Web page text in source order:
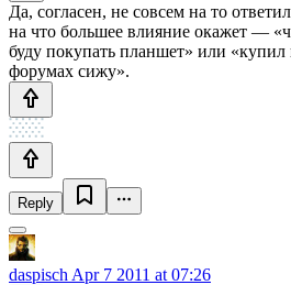
Да, согласен, не совсем на то
на что большее влияние окажет —
буду покупать планшет» или «купил
форумах сижу».
Reply
daspisch Apr 7 2011 at 07:26